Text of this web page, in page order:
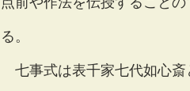
る。
七事式は表千家七代如心斎